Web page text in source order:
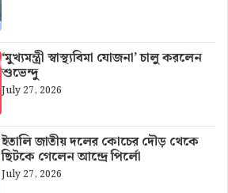
‘মুখ্যমন্ত্রী স্বাস্থ্যবিমা যোজনা’ চালু করলেন
শুভেন্দু
July 27, 2026
ইতালি জাতীয় দলের কোচের দৌড় থেকে
ছিটকে গেলেন আন্দ্রে পির্লো
July 27, 2026